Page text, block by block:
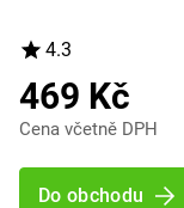
4.3
469 Kč
Cena včetně DPH
Do obchodu